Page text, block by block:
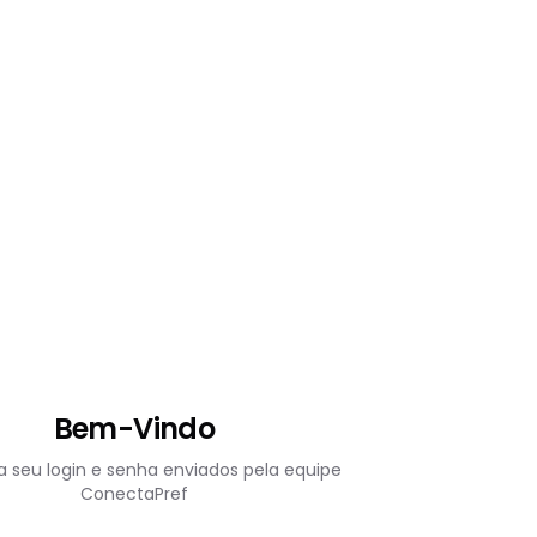
Bem-Vindo
seu login e senha enviados pela equipe
ConectaPref